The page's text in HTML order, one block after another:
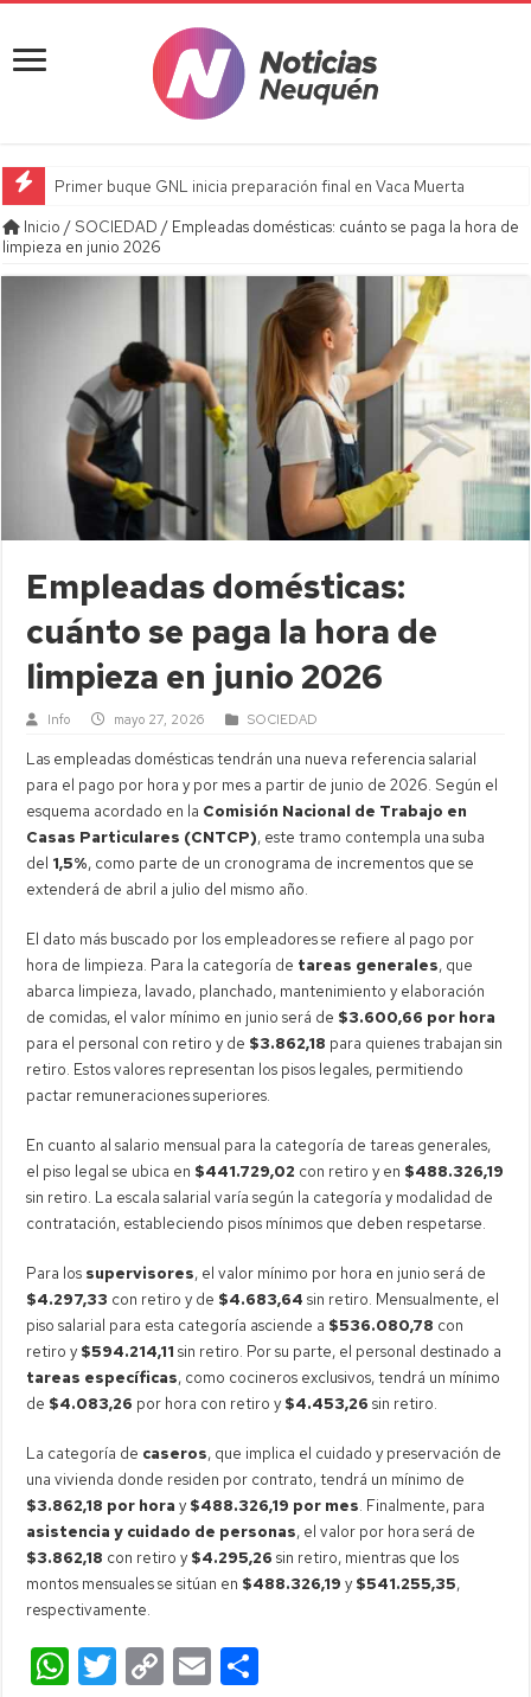
Primer buque GNL inicia preparación final en Vaca Muerta
Inicio / SOCIEDAD / Empleadas domésticas: cuánto se paga la hora de
limpieza en junio 2026
Empleadas domésticas:
cuánto se paga la hora de
limpieza en junio 2026
Info mayo 27, 2026 SOCIEDAD
Las empleadas domésticas tendrán una nueva referencia salarial
para el pago por hora y por mes a partir de junio de 2026. Según el
esquema acordado en la Comisión Nacional de Trabajo en
Casas Particulares (CNTCP), este tramo contempla una suba
del 1,5%, como parte de un cronograma de incrementos que se
extenderá de abril a julio del mismo año.
El dato más buscado por los empleadores se refiere al pago por
hora de limpieza. Para la categoría de tareas generales, que
abarca limpieza, lavado, planchado, mantenimiento y elaboración
de comidas, el valor mínimo en junio será de $3.600,66 por hora
para el personal con retiro y de $3.862,18 para quienes trabajan sin
retiro. Estos valores representan los pisos legales, permitiendo
pactar remuneraciones superiores.
En cuanto al salario mensual para la categoría de tareas generales,
el piso legal se ubica en $441.729,02 con retiro y en $488.326,19
sin retiro. La escala salarial varía según la categoría y modalidad de
contratación, estableciendo pisos mínimos que deben respetarse.
Para los supervisores, el valor mínimo por hora en junio será de
$4.297,33 con retiro y de $4.683,64 sin retiro. Mensualmente, el
piso salarial para esta categoría asciende a $536.080,78 con
retiro y $594.214,11 sin retiro. Por su parte, el personal destinado a
tareas específicas, como cocineros exclusivos, tendrá un mínimo
de $4.083,26 por hora con retiro y $4.453,26 sin retiro.
La categoría de caseros, que implica el cuidado y preservación de
una vivienda donde residen por contrato, tendrá un mínimo de
$3.862,18 por hora y $488.326,19 por mes. Finalmente, para
asistencia y cuidado de personas, el valor por hora será de
$3.862,18 con retiro y $4.295,26 sin retiro, mientras que los
montos mensuales se sitúan en $488.326,19 y $541.255,35,
respectivamente.
W T C E